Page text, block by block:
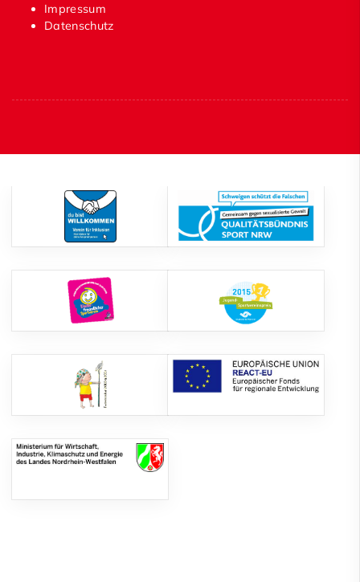
Impressum
Datenschutz